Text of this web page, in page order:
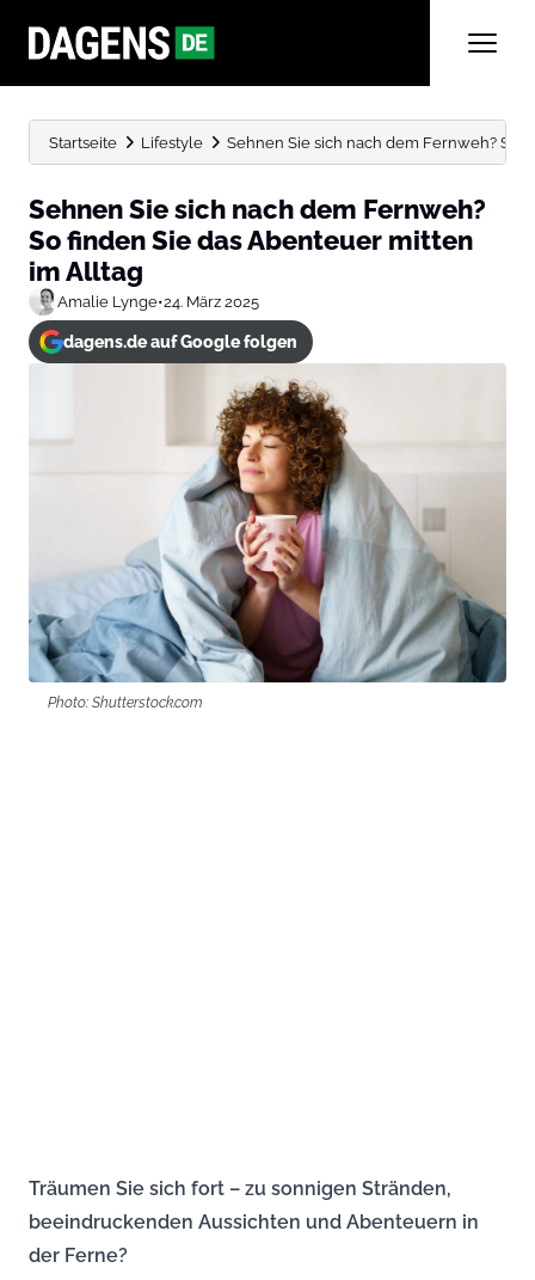
Startseite Lifestyle Sehnen Sie sich nach dem Fernweh? So
Sehnen Sie sich nach dem Fernweh?
So finden Sie das Abenteuer mitten
im Alltag
Amalie Lynge•24. März 2025
dagens.de auf Google folgen
Photo: Shutterstock.com
Träumen Sie sich fort – zu sonnigen Stränden,
beeindruckenden Aussichten und Abenteuern in
der Ferne?